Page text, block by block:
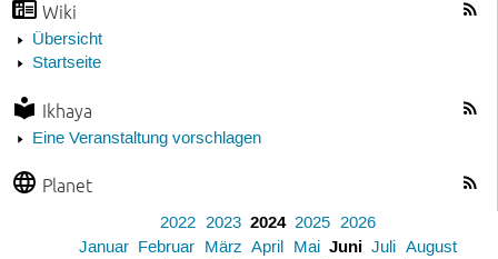
Wiki
Übersicht
Startseite
Ikhaya
Eine Veranstaltung vorschlagen
Planet
2022 2023 2024 2025 2026
Januar Februar März April Mai Juni Juli August